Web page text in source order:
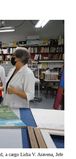
a cargo Lidia V. Aravena, Jefe